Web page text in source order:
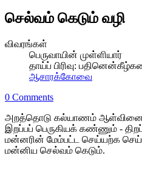
செல்வம் கெடும் வழி
விவரங்கள்
பெருவாயின் முள்ளியார்
தாய்ப் பிரிவு:
ஆசாரக்கோவை
0 Comments
அறத்தொடு கல்யாணம் ஆள்வினை
இறப்பப் பெருகியக் கண்ணும் -
மன்னரின் மேம்பட்ட செய்யற்க
மன்னிய செல்வம் கெடும்.